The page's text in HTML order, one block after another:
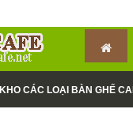
CÁC LOẠI BÀN GHẾ